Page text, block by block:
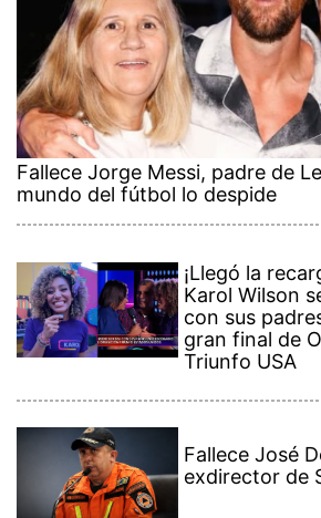
Fallece Jorge Messi, padre de
mundo del fútbol lo despide
¡Llegó la
Karol Wilson
con sus
gran final de
Triunfo USA
Fallece José
exdirector de